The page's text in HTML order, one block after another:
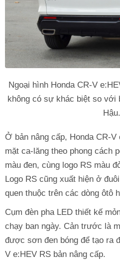
Ngoại hình Honda CR-V
không có sự khác biệt so với
Hậu.
Ở bản nâng cấp, Honda CR-
mặt ca-lăng theo phong cách
màu đen, cùng logo RS màu
Logo RS cũng xuất hiện ở
quen thuộc trên các dòng ôtô
Cụm đèn pha LED thiết kế
chạy ban ngày. Cản trước là
được sơn đen bóng để tạo ra
V e:HEV RS bản nâng cấp.